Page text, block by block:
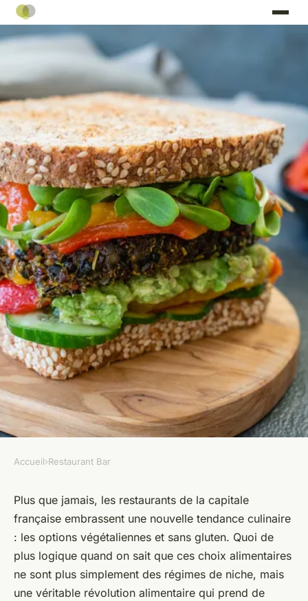
Les restaurants avec des
options végétaliennes et sans
gluten
admin•22 décembre 2023• 5 min de lecture
Accueil›Restaurant Bar
Plus que jamais, les restaurants de la capitale
française embrassent une nouvelle tendance culinaire
: les options végétaliennes et sans gluten. Quoi de
plus logique quand on sait que ces choix alimentaires
ne sont plus simplement des régimes de niche, mais
une véritable révolution alimentaire qui prend de